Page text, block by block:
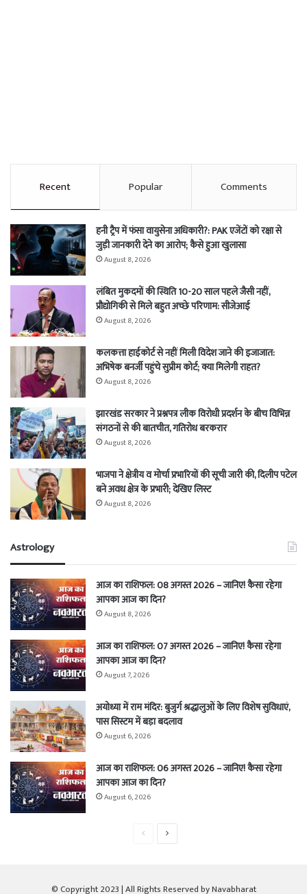
Recent Popular Comments
हनी ट्रैप में फंसा वायुसेना अधिकारी?: PAK एजेंटों को रक्षा से
जुड़ी जानकारी देने का आरोप; कैसे हुआ खुलासा
August 8, 2026
लंबित मुकदमों की स्थिति 10-20 साल पहले जैसी नहीं,
प्रौद्योगिकी से मिले बहुत अच्छे परिणाम: सीजेआई
August 8, 2026
कलकत्ता हाईकोर्ट से नहीं मिली विदेश जाने की इजाजात:
अभिषेक बनर्जी पहुंचे सुप्रीम कोर्ट; क्या मिलेगी राहत?
August 8, 2026
झारखंड सरकार ने प्रश्नपत्र लीक विरोधी प्रदर्शन के बीच विभिन्न
संगठनों से की बातचीत, गतिरोध बरकरार
August 8, 2026
भाजपा ने क्षेत्रीय व मोर्चा प्रभारियों की सूची जारी की, दिलीप पटेल
बने अवध क्षेत्र के प्रभारी; देखिए लिस्ट
August 8, 2026
Astrology
आज का राशिफल: 08 अगस्त 2026 – जानिए! कैसा रहेगा
आपका आज का दिन?
August 8, 2026
आज का राशिफल: 07 अगस्त 2026 – जानिए! कैसा रहेगा
आपका आज का दिन?
August 7, 2026
अयोध्या में राम मंदिर: बुजुर्ग श्रद्धालुओं के लिए विशेष सुविधाएं,
पास सिस्टम में बड़ा बदलाव
August 6, 2026
आज का राशिफल: 06 अगस्त 2026 – जानिए! कैसा रहेगा
आपका आज का दिन?
August 6, 2026
PreviousNext
© Copyright 2023 | All Rights Reserved by Navabharat